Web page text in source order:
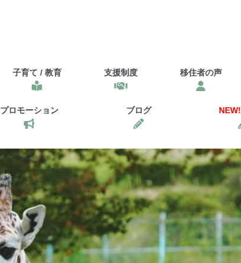
子育て / 教育 支援制度 移住者の声
プロモーション ブログ NEW!